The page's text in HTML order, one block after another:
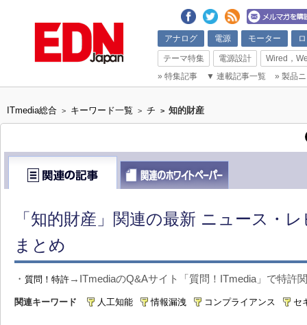
アナログ 電源 モーター
テーマ特集 電源設計
Wired，
» 特集記事 ▼ 連載記事一覧 » 製品
ITmedia総合 > キーワード一覧 > チ > 知的財産
「知的財産」関連の最新 ニュース・
まとめ
・ 質問！特許 →ITmediaのQ&Aサイト「質問！ITmedia」で特許
関連キーワード 人工知能 情報漏洩 コンプライアンス セ